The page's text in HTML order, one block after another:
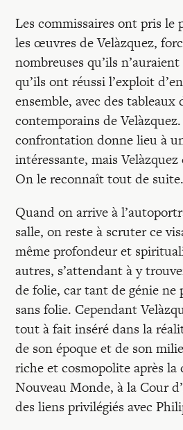
Les commissaires ont pris le
les œuvres de Velàzquez,
nombreuses qu’ils
qu’ils ont réussi l’exploit
ensemble, avec des tableaux
contemporains de
confrontation donne lieu à
intéressante, mais Velàzquez
On le reconnaît tout de
Quand on arrive à
salle, on reste à scruter ce
même profondeur et
autres, s’attendant à y
de folie, car tant de génie ne
sans folie. Cependant
tout à fait inséré dans la
de son époque et de son
riche et cosmopolite après la
Nouveau Monde, à la Cour
des liens privilégiés avec